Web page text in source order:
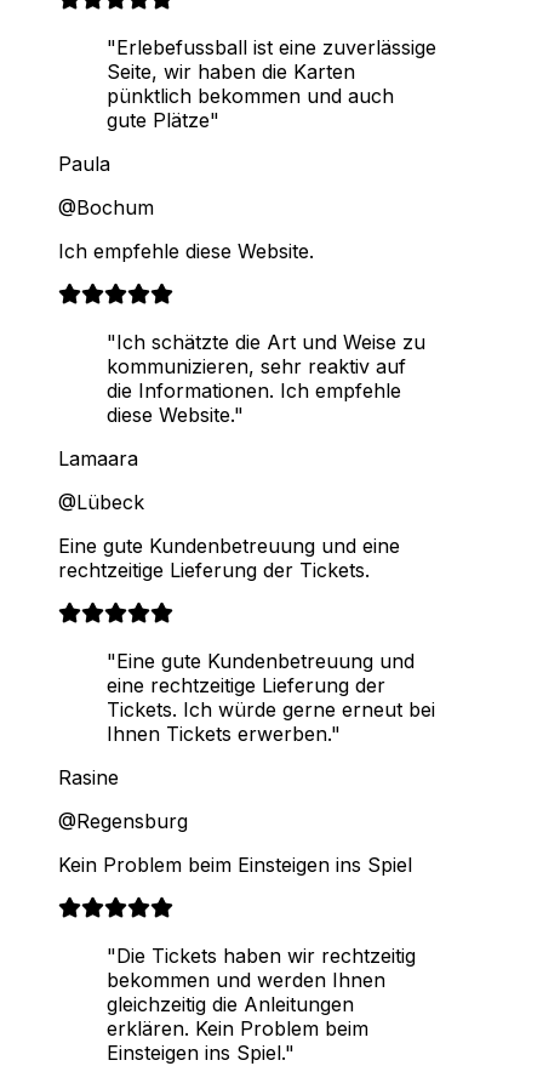
"Erlebefussball ist eine zuverlässige
Seite, wir haben die Karten
pünktlich bekommen und auch
gute Plätze"
Paula
@Bochum
Ich empfehle diese Website.
"Ich schätzte die Art und Weise zu
kommunizieren, sehr reaktiv auf
die Informationen. Ich empfehle
diese Website."
Lamaara
@Lübeck
Eine gute Kundenbetreuung und eine
rechtzeitige Lieferung der Tickets.
"Eine gute Kundenbetreuung und
eine rechtzeitige Lieferung der
Tickets. Ich würde gerne erneut bei
Ihnen Tickets erwerben."
Rasine
@Regensburg
Kein Problem beim Einsteigen ins Spiel
"Die Tickets haben wir rechtzeitig
bekommen und werden Ihnen
gleichzeitig die Anleitungen
erklären. Kein Problem beim
Einsteigen ins Spiel."